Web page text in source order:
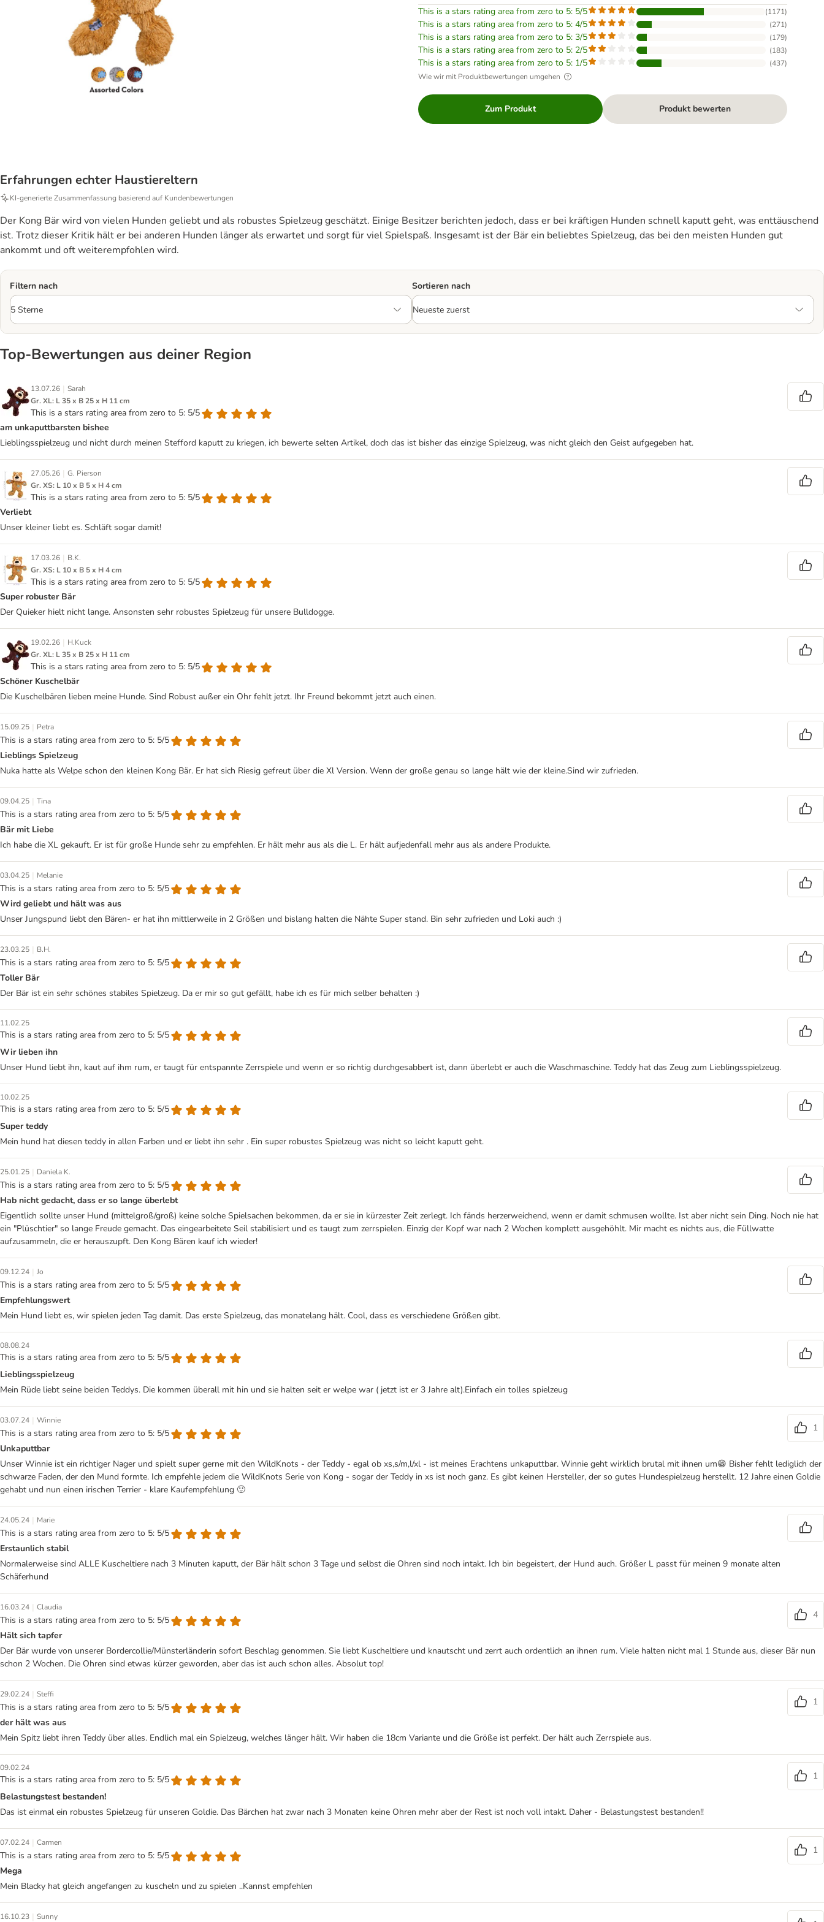
This is a stars rating area from zero to 5: 5/5
(1171)
This is a stars rating area from zero to 5: 4/5 (271)
This is a stars rating area from zero to 5: 3/5 (179)
This is a stars rating area from zero to 5: 2/5 (183)
This is a stars rating area from zero to 5: 1/5 (437)
Wie wir mit Produktbewertungen umgehen
Zum Produkt Produkt bewerten
Erfahrungen echter Haustiereltern
KI‑generierte Zusammenfassung basierend auf Kundenbewertungen
Der Kong Bär wird von vielen Hunden geliebt und als robustes Spielzeug geschätzt. Einige Besitzer berichten jedoch, dass er bei kräftigen Hunden schnell kaputt geht, was enttäuschend
ist. Trotz dieser Kritik hält er bei anderen Hunden länger als erwartet und sorgt für viel Spielspaß. Insgesamt ist der Bär ein beliebtes Spielzeug, das bei den meisten Hunden gut
ankommt und oft weiterempfohlen wird.
Filtern nach Sortieren nach
Top‑Bewertungen aus deiner Region
13.07.26 | Sarah
Gr. XL: L 35 x B 25 x H 11 cm
This is a stars rating area from zero to 5: 5/5
am unkaputtbarsten bishee
Lieblingsspielzeug und nicht durch meinen Stefford kaputt zu kriegen, ich bewerte selten Artikel, doch das ist bisher das einzige Spielzeug, was nicht gleich den Geist aufgegeben hat.
27.05.26 | G. Pierson
Gr. XS: L 10 x B 5 x H 4 cm
This is a stars rating area from zero to 5: 5/5
Verliebt
Unser kleiner liebt es. Schläft sogar damit!
17.03.26 | B.K.
Gr. XS: L 10 x B 5 x H 4 cm
This is a stars rating area from zero to 5: 5/5
Super robuster Bär
Der Quieker hielt nicht lange. Ansonsten sehr robustes Spielzeug für unsere Bulldogge.
19.02.26 | H.Kuck
Gr. XL: L 35 x B 25 x H 11 cm
This is a stars rating area from zero to 5: 5/5
Schöner Kuschelbär
Die Kuschelbären lieben meine Hunde. Sind Robust außer ein Ohr fehlt jetzt. Ihr Freund bekommt jetzt auch einen.
15.09.25 | Petra
This is a stars rating area from zero to 5: 5/5
Lieblings Spielzeug
Nuka hatte als Welpe schon den kleinen Kong Bär. Er hat sich Riesig gefreut über die Xl Version. Wenn der große genau so lange hält wie der kleine.Sind wir zufrieden.
09.04.25 | Tina
This is a stars rating area from zero to 5: 5/5
Bär mit Liebe
Ich habe die XL gekauft. Er ist für große Hunde sehr zu empfehlen. Er hält mehr aus als die L. Er hält aufjedenfall mehr aus als andere Produkte.
03.04.25 | Melanie
This is a stars rating area from zero to 5: 5/5
Wird geliebt und hält was aus
Unser Jungspund liebt den Bären- er hat ihn mittlerweile in 2 Größen und bislang halten die Nähte Super stand. Bin sehr zufrieden und Loki auch :)
23.03.25 | B.H.
This is a stars rating area from zero to 5: 5/5
Toller Bär
Der Bär ist ein sehr schönes stabiles Spielzeug. Da er mir so gut gefällt, habe ich es für mich selber behalten :)
11.02.25
This is a stars rating area from zero to 5: 5/5
Wir lieben ihn
Unser Hund liebt ihn, kaut auf ihm rum, er taugt für entspannte Zerrspiele und wenn er so richtig durchgesabbert ist, dann überlebt er auch die Waschmaschine. Teddy hat das Zeug zum Lieblingsspielzeug.
10.02.25
This is a stars rating area from zero to 5: 5/5
Super teddy
Mein hund hat diesen teddy in allen Farben und er liebt ihn sehr . Ein super robustes Spielzeug was nicht so leicht kaputt geht.
25.01.25 | Daniela K.
This is a stars rating area from zero to 5: 5/5
Hab nicht gedacht, dass er so lange überlebt
Eigentlich sollte unser Hund (mittelgroß/groß) keine solche Spielsachen bekommen, da er sie in kürzester Zeit zerlegt. Ich fänds herzerweichend, wenn er damit schmusen wollte. Ist aber nicht sein Ding. Noch nie hat
ein "Plüschtier" so lange Freude gemacht. Das eingearbeitete Seil stabilisiert und es taugt zum zerrspielen. Einzig der Kopf war nach 2 Wochen komplett ausgehöhlt. Mir macht es nichts aus, die Füllwatte
aufzusammeln, die er herauszupft. Den Kong Bären kauf ich wieder!
09.12.24 | Jo
This is a stars rating area from zero to 5: 5/5
Empfehlungswert
Mein Hund liebt es, wir spielen jeden Tag damit. Das erste Spielzeug, das monatelang hält. Cool, dass es verschiedene Größen gibt.
08.08.24
This is a stars rating area from zero to 5: 5/5
Lieblingsspielzeug
Mein Rüde liebt seine beiden Teddys. Die kommen überall mit hin und sie halten seit er welpe war ( jetzt ist er 3 Jahre alt).Einfach ein tolles spielzeug
03.07.24 | Winnie
This is a stars rating area from zero to 5: 5/5
1
Unkaputtbar
Unser Winnie ist ein richtiger Nager und spielt super gerne mit den WildKnots - der Teddy - egal ob xs,s/m,l/xl - ist meines Erachtens unkaputtbar. Winnie geht wirklich brutal mit ihnen um😁 Bisher fehlt lediglich der
schwarze Faden, der den Mund formte. Ich empfehle jedem die WildKnots Serie von Kong - sogar der Teddy in xs ist noch ganz. Es gibt keinen Hersteller, der so gutes Hundespielzeug herstellt. 12 Jahre einen Goldie
gehabt und nun einen irischen Terrier - klare Kaufempfehlung 🙂
24.05.24 | Marie
This is a stars rating area from zero to 5: 5/5
Erstaunlich stabil
Normalerweise sind ALLE Kuscheltiere nach 3 Minuten kaputt, der Bär hält schon 3 Tage und selbst die Ohren sind noch intakt. Ich bin begeistert, der Hund auch. Größer L passt für meinen 9 monate alten
Schäferhund
16.03.24 | Claudia
This is a stars rating area from zero to 5: 5/5
4
Hält sich tapfer
Der Bär wurde von unserer Bordercollie/Münsterländerin sofort Beschlag genommen. Sie liebt Kuscheltiere und knautscht und zerrt auch ordentlich an ihnen rum. Viele halten nicht mal 1 Stunde aus, dieser Bär nun
schon 2 Wochen. Die Ohren sind etwas kürzer geworden, aber das ist auch schon alles. Absolut top!
29.02.24 | Steffi
This is a stars rating area from zero to 5: 5/5
1
der hält was aus
Mein Spitz liebt ihren Teddy über alles. Endlich mal ein Spielzeug, welches länger hält. Wir haben die 18cm Variante und die Größe ist perfekt. Der hält auch Zerrspiele aus.
09.02.24
This is a stars rating area from zero to 5: 5/5
1
Belastungstest bestanden!
Das ist einmal ein robustes Spielzeug für unseren Goldie. Das Bärchen hat zwar nach 3 Monaten keine Ohren mehr aber der Rest ist noch voll intakt. Daher - Belastungstest bestanden!!
07.02.24 | Carmen
This is a stars rating area from zero to 5: 5/5
1
Mega
Mein Blacky hat gleich angefangen zu kuscheln und zu spielen ..Kannst empfehlen
16.10.23 | Sunny